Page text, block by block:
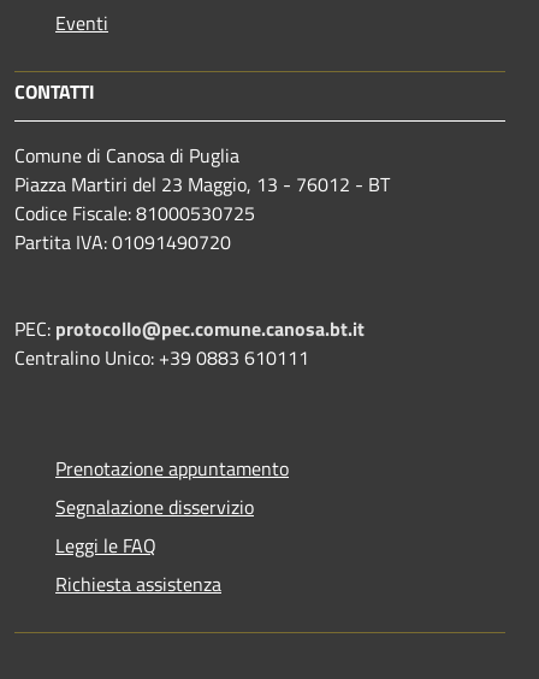
Eventi
CONTATTI
Comune di Canosa di Puglia
Piazza Martiri del 23 Maggio, 13 - 76012 - BT
Codice Fiscale: 81000530725
Partita IVA: 01091490720
PEC: protocollo@pec.comune.canosa.bt.it
Centralino Unico: +39 0883 610111
Prenotazione appuntamento
Segnalazione disservizio
Leggi le FAQ
Richiesta assistenza